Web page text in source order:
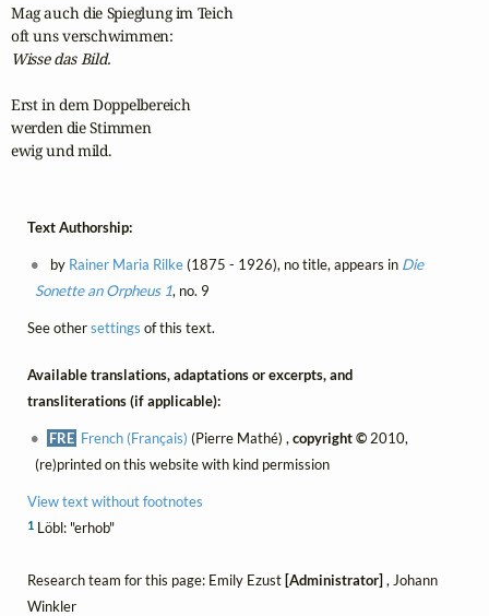
Mag auch die Spieglung im Teich
Wisse das Bild.
Erst in dem Doppelbereich
werden die Stimmen
ewig und mild.
Text Authorship:
by Rainer Maria Rilke(1875 - 1926), no title, appears in Die
Sonette an Orpheus 1, no. 9
See othersettings of this text.
Available translations, adaptations or excerpts, and
transliterations (if applicable):
FRE French (Français) (Pierre Mathé) ,copyright © 2010,
(re)printed on this website with kind permission
View text without footnotes
1Löbl: "erhob"
Research team for this page: Emily Ezust [Administrator] , Johann
Winkler